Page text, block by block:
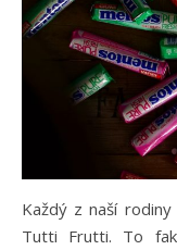
Každý z naší
Tutti Frutti. To